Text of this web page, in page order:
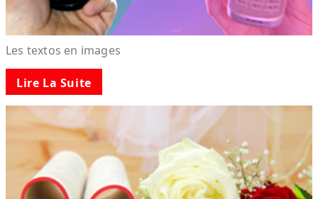
Les textos en images
Lire La Suite